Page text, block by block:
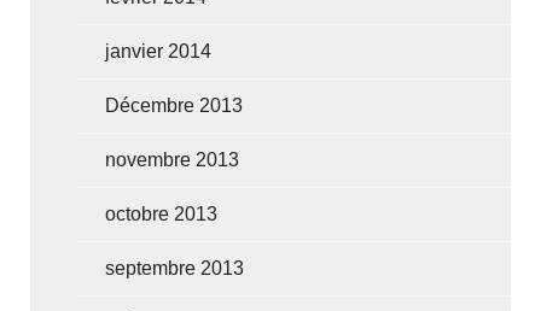
janvier 2014
Décembre 2013
novembre 2013
octobre 2013
septembre 2013